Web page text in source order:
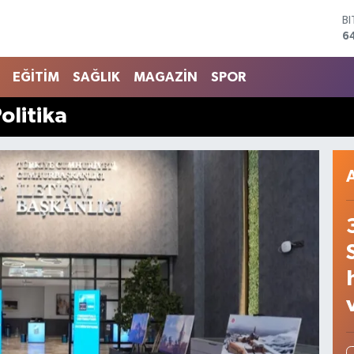
EĞİTİM SAĞLIK MAGAZİN SPOR